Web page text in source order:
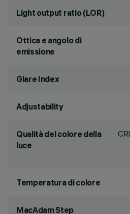
Light output ratio (LOR)
Ottica e angolo di
emissione
Glare Index
Adjustability
Qualità del colore della
luce
CRI
Temperatura di colore
MacAdam Step